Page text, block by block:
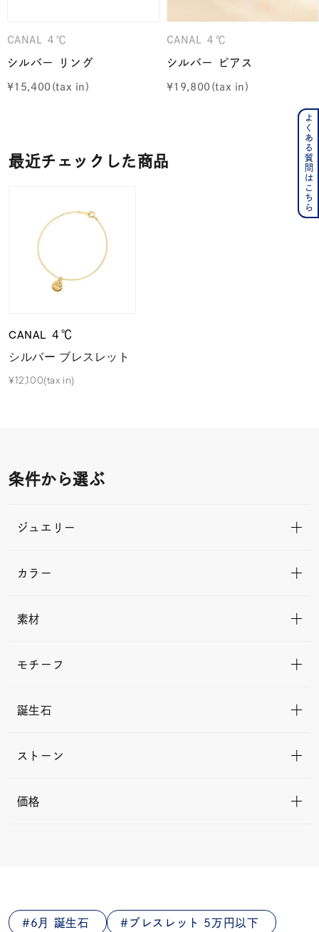
CANAL ４℃
シルバー リング
¥15,400
CANAL ４℃
シルバー ピアス
¥19,800
最近チェックした商品
CANAL ４℃
シルバー ブレスレット
¥12,100(tax in)
条件から選ぶ
ジュエリー
カラー
素材
モチーフ
誕生石
ストーン
価格
6月 誕生石 ブレスレット 5万円以下
よくある質問はこちら